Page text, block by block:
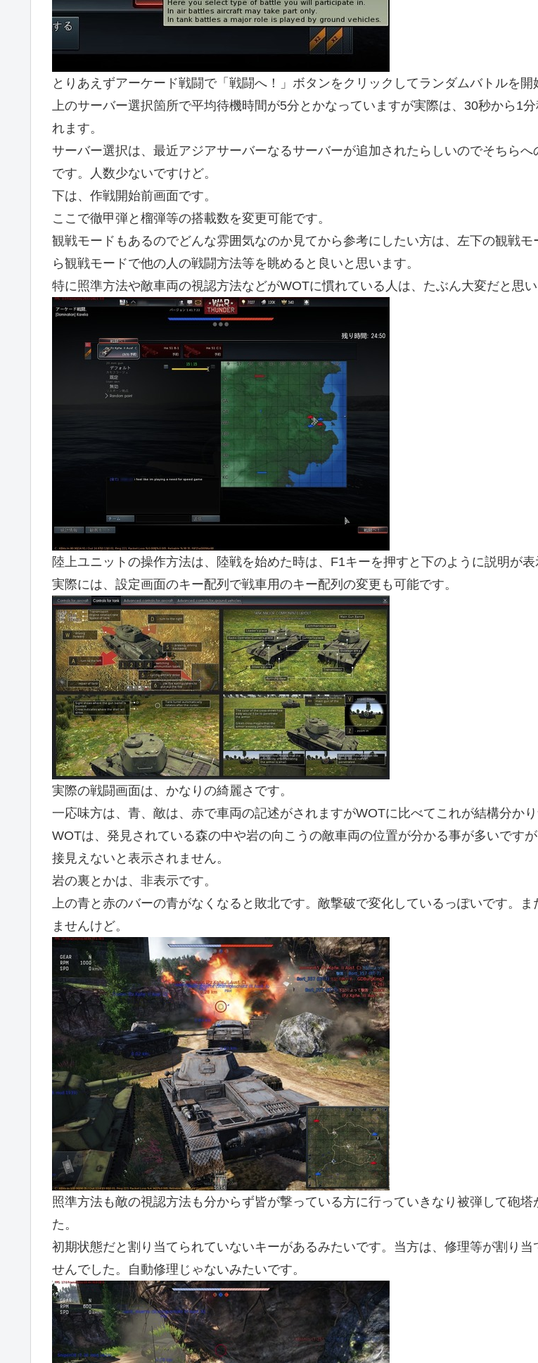
とりあえずアーケード戦闘で「戦闘へ！」ボタンをクリックしてランダムバトルを開
上のサーバー選択箇所で平均待機時間が5分とかなっていますが実際は、30秒から1分
れます。
サーバー選択は、最近アジアサーバーなるサーバーが追加されたらしいのでそちらへ
です。人数少ないですけど。
下は、作戦開始前画面です。
ここで徹甲弾と榴弾等の搭載数を変更可能です。
観戦モードもあるのでどんな雰囲気なのか見てから参考にしたい方は、左下の観戦モ
ら観戦モードで他の人の戦闘方法等を眺めると良いと思います。
特に照準方法や敵車両の視認方法などがWOTに慣れている人は、たぶん大変だと思い
陸上ユニットの操作方法は、陸戦を始めた時は、F1キーを押すと下のように説明が表
実際には、設定画面のキー配列で戦車用のキー配列の変更も可能です。
実際の戦闘画面は、かなりの綺麗さです。
一応味方は、青、敵は、赤で車両の記述がされますがWOTに比べてこれが結構分かり
WOTは、発見されている森の中や岩の向こうの敵車両の位置が分かる事が多いです
接見えないと表示されません。
岩の裏とかは、非表示です。
上の青と赤のバーの青がなくなると敗北です。敵撃破で変化しているっぽいです。ま
ませんけど。
照準方法も敵の視認方法も分からず皆が撃っている方に行っていきなり被弾して砲塔
た。
初期状態だと割り当てられていないキーがあるみたいです。当方は、修理等が割り当
せんでした。自動修理じゃないみたいです。